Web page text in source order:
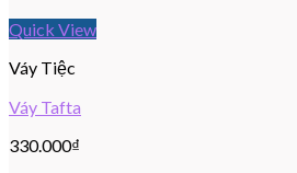
Quick View
Váy Tiệc
Váy Tafta
330.000₫